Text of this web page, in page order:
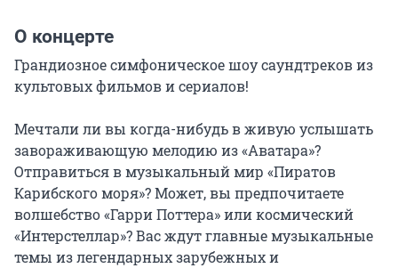
О концерте
Грандиозное симфоническое шоу саундтреков из
культовых фильмов и сериалов!
Мечтали ли вы когда-нибудь в живую услышать
завораживающую мелодию из «Аватара»?
Отправиться в музыкальный мир «Пиратов
Карибского моря»? Может, вы предпочитаете
волшебство «Гарри Поттера» или космический
«Интерстеллар»? Вас ждут главные музыкальные
темы из легендарных зарубежных и